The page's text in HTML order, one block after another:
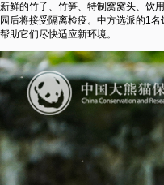
新鲜的竹子、竹笋、特制窝窝头、饮
园后将接受隔离检疫。中方选派的1
帮助它们尽快适应新环境。